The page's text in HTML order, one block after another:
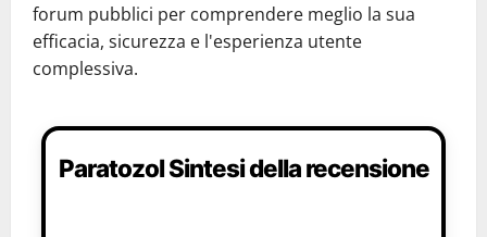
forum pubblici per comprendere meglio la sua
efficacia, sicurezza e l'esperienza utente
complessiva.
Paratozol Sintesi della recensione